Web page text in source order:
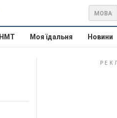
МОВА
НМТ Моя їдальня Новини